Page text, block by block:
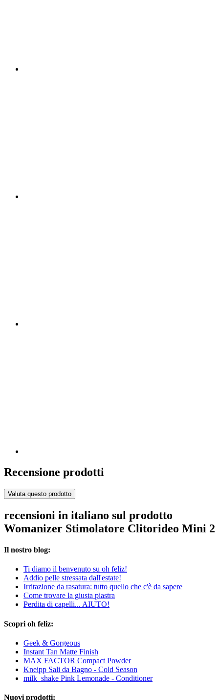
Recensione prodotti
Valuta questo prodotto
recensioni in italiano sul prodotto
Womanizer Stimolatore Clitorideo Mini 2
Il nostro blog:
Ti diamo il benvenuto su oh feliz!
Addio pelle stressata dall'estate!
Irritazione da rasatura: tutto quello che c'è da sapere
Come trovare la giusta piastra
Perdita di capelli... AIUTO!
Scopri oh feliz:
Geek & Gorgeous
Instant Tan Matte Finish
MAX FACTOR Compact Powder
Kneipp Sali da Bagno - Cold Season
milk_shake Pink Lemonade - Conditioner
Nuovi prodotti: